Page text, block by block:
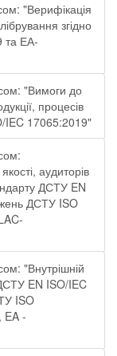
"Верифікація
згідно
та ЕА-
"Вимоги до
процесів
IEC 17065:2019"
аудиторів
ДСТУ EN
ДСТУ ISO
"Внутрішній
EN ISO/IEC
ISO
EA -